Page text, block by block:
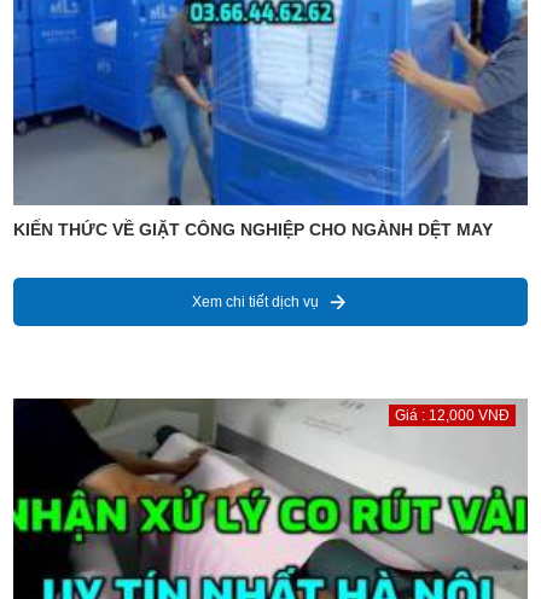
KIẾN THỨC VỀ GIẶT CÔNG NGHIỆP CHO NGÀNH DỆT MAY
Xem chi tiết dịch vụ
Giá : 12,000 VNĐ